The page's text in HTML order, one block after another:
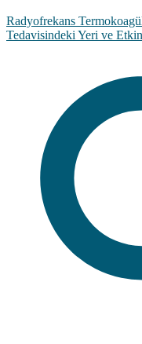
Radyofrekans
Tedavisindeki Yeri ve